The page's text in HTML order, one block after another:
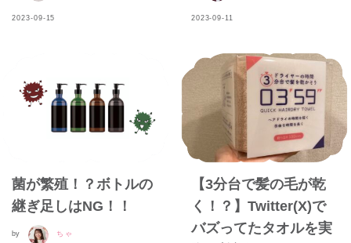
2023-09-15 2023-09-11
菌が繁殖！？ボトルの
継ぎ足しはNG！！
by ちゃ
【3分台で髪の毛が乾
く！？】Twitter(X)で
バズってたタオルを実